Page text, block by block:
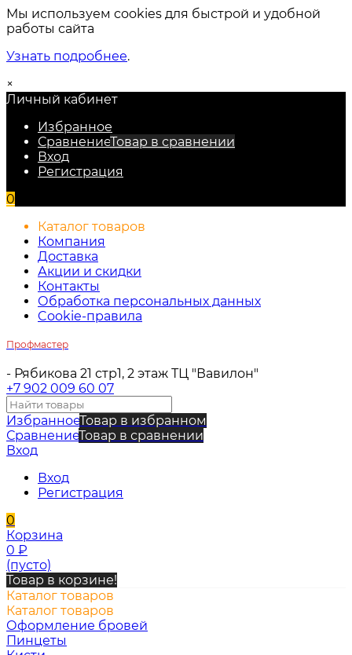
Мы используем cookies для быстрой и удобной
работы сайта
Узнать подробнее.
×
Личный кабинет
Избранное
СравнениеТовар в сравнении
Вход
Регистрация
0
Каталог товаров
Компания
Доставка
Акции и скидки
Контакты
Обработка персональных данных
Cookie-правила
Профмастер
- Рябикова 21 стр1, 2 этаж ТЦ "Вавилон"
+7 902 009 60 07
ИзбранноеТовар в избранном
СравнениеТовар в сравнении
Вход
Вход
Регистрация
0
Корзина
0 ₽
(пусто)
Товар в корзине!
Каталог товаров
Каталог товаров
Оформление бровей
Пинцеты